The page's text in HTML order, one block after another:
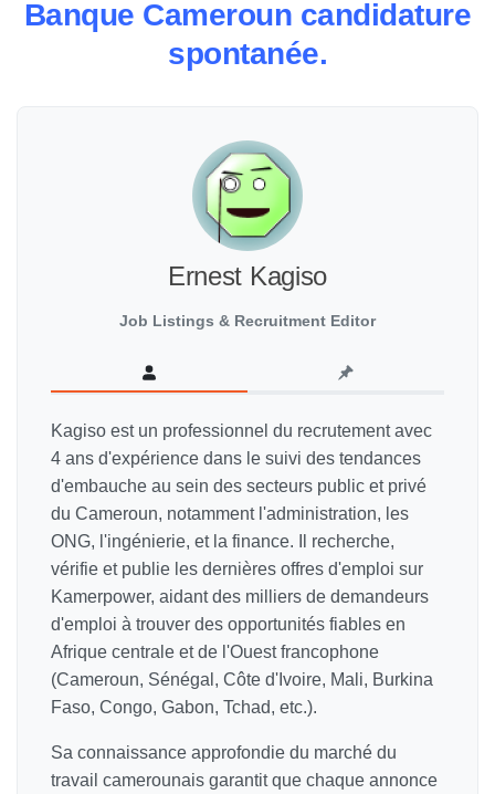
Banque Cameroun candidature
spontanée.
Ernest Kagiso
Job Listings & Recruitment Editor
Kagiso est un professionnel du recrutement avec
4 ans d'expérience dans le suivi des tendances
d'embauche au sein des secteurs public et privé
du Cameroun, notamment l'administration, les
ONG, l'ingénierie, et la finance. Il recherche,
vérifie et publie les dernières offres d'emploi sur
Kamerpower, aidant des milliers de demandeurs
d'emploi à trouver des opportunités fiables en
Afrique centrale et de l'Ouest francophone
(Cameroun, Sénégal, Côte d'Ivoire, Mali, Burkina
Faso, Congo, Gabon, Tchad, etc.).
Sa connaissance approfondie du marché du
travail camerounais garantit que chaque annonce